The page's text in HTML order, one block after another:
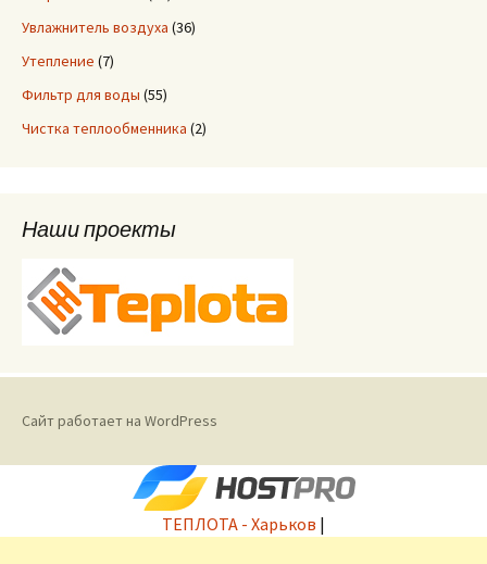
Увлажнитель воздуха (36)
Утепление (7)
Фильтр для воды (55)
Чистка теплообменника (2)
Наши проекты
Сайт работает на WordPress
ТЕПЛОТА - Харьков |